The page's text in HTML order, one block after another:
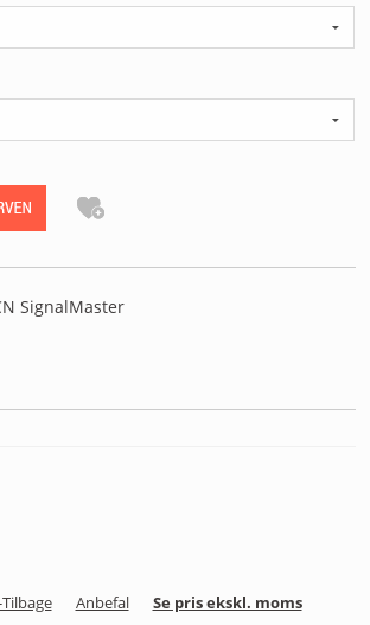
SignalMaster
Tilbage Anbefal Se pris ekskl. moms